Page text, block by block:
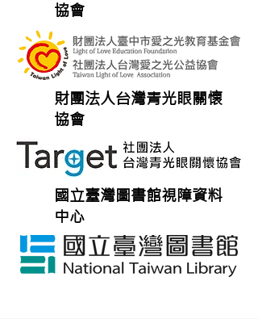
協會
財團法人台灣青光眼關懷
協會
國立臺灣圖書館視障資料
中心